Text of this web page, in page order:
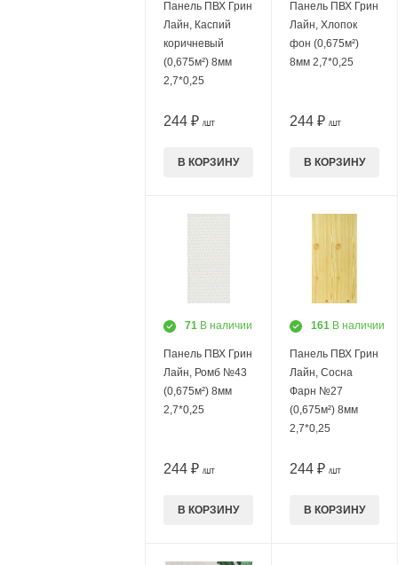
Панель ПВХ Грин
Лайн, Каспий
коричневый
(0,675м²) 8мм
2,7*0,25
244 ₽ /ШТ
В КОРЗИНУ
Панель ПВХ Грин
Лайн, Хлопок
фон (0,675м²)
8мм 2,7*0,25
244 ₽ /ШТ
В КОРЗИНУ
71 В наличии
Панель ПВХ Грин
Лайн, Ромб №43
(0,675м²) 8мм
2,7*0,25
244 ₽ /ШТ
В КОРЗИНУ
161 В наличии
Панель ПВХ Грин
Лайн, Сосна
Фарн №27
(0,675м²) 8мм
2,7*0,25
244 ₽ /ШТ
В КОРЗИНУ